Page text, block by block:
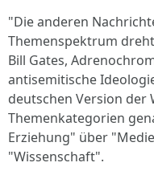
"Die anderen
Themenspektrum
Bill Gates,
antisemitische
deutschen Version der
Themenkategorien
Erziehung" über
"Wissenschaft".